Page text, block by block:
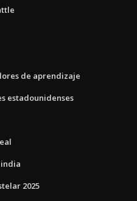
de aprendizaje
estadounidenses
india
2025